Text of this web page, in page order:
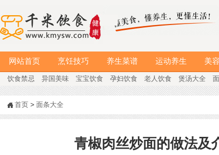
网站首页 烹饪技巧 养生菜谱 运动养生 美
饮食禁忌 异国美味 宝宝饮食 孕妇饮食 老人饮食 煲汤大全
首页 > 面条大全
青椒肉丝炒面的做法及